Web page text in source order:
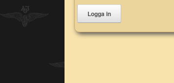
Logga in